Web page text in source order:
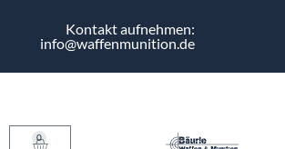
Kontakt aufnehmen:
info@waffenmunition.de
0